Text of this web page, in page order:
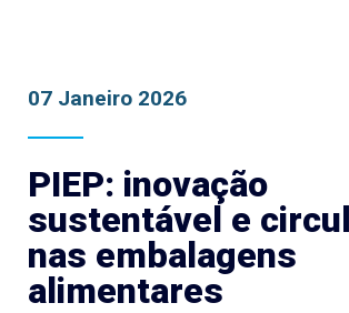
07 Janeiro 2026
PIEP: inovação
sustentável e
nas embalagens
alimentares